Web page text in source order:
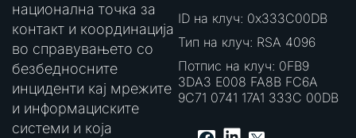
национална точка за
контакт и координација
во справувањето со
безбедносните
инциденти кај мрежите
и информациските
системи и која
ID на клуч: 0x333C00DB
Тип на клуч: RSA 4096
Потпис на клуч: 0FB9
3DA3 E008 FA8B FC6A
9C71 0741 17A1 333C 00DB